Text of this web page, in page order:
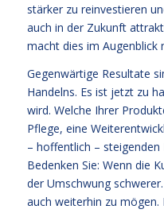
stärker zu reinvestieren
auch in der Zukunft
macht dies im Augenblick
Gegenwärtige Resultate
Handelns. Es ist jetzt zu
wird. Welche Ihrer
Pflege, eine
– hoffentlich –
Bedenken Sie: Wenn die
der Umschwung
auch weiterhin zu mögen.